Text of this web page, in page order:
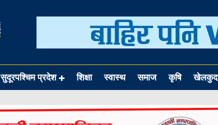
सुदूरपश्चिम प्रदेश शिक्षा स्वास्थ समाज कृषि खेलकुद